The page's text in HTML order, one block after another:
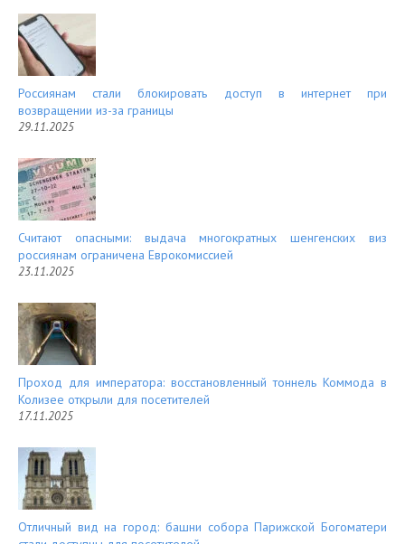
Россиянам стали блокировать доступ в интернет при
возвращении из-за границы
29.11.2025
Считают опасными: выдача многократных шенгенских виз
россиянам ограничена Еврокомиссией
23.11.2025
Проход для императора: восстановленный тоннель Коммода в
Колизее открыли для посетителей
17.11.2025
Отличный вид на город: башни собора Парижской Богоматери